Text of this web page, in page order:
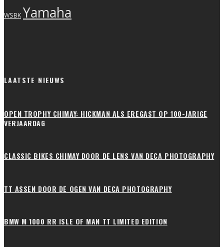
WSBK Yamaha
LAATSTE NIEUWS
OPEN TROPHY CHIMAY: HICKMAN ALS EREGAST OP 100-JARIGE
VERJAARDAG
CLASSIC BIKES CHIMAY DOOR DE LENS VAN DECA PHOTOGRAPHY
TT ASSEN DOOR DE OGEN VAN DECA PHOTOGRAPHY
BMW M 1000 RR ISLE OF MAN TT LIMITED EDITION